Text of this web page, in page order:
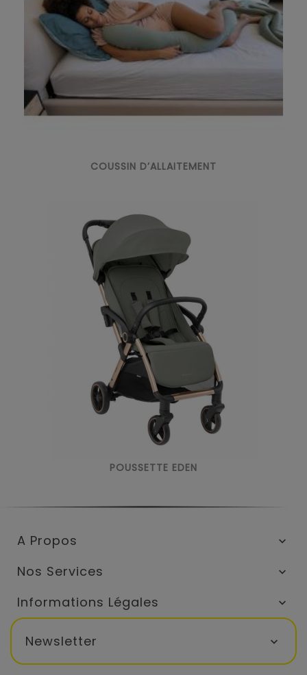
COUSSIN D’ALLAITEMENT
POUSSETTE EDEN
A Propos 
Nos Services 
Informations Légales 
Newsletter 